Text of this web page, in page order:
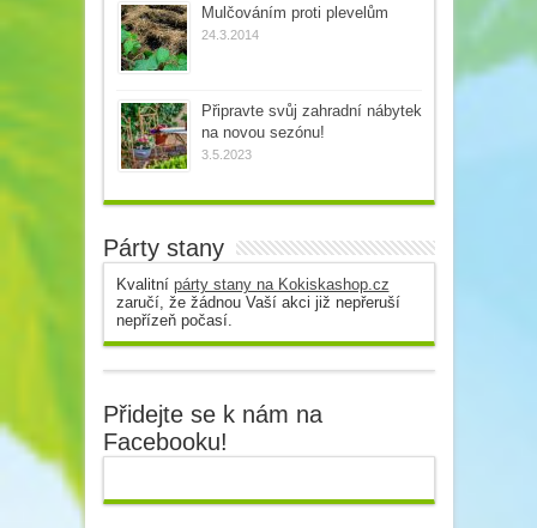
Mulčováním proti plevelům
24.3.2014
Připravte svůj zahradní nábytek
na novou sezónu!
3.5.2023
Párty stany
Kvalitní párty stany na Kokiskashop.cz
zaručí, že žádnou Vaší akci již nepřeruší
nepřízeň počasí.
Přidejte se k nám na
Facebooku!